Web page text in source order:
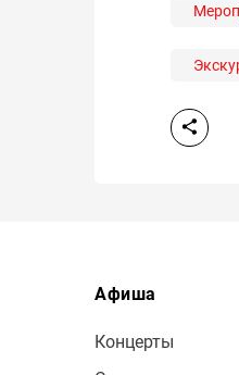
Афиша
Концерты